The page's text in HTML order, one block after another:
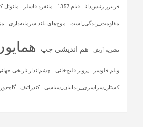
فریبرز رئیس‌دانا قیام 1357 مانفرد فاسلر مانوئل
مقاومت_زندگی_است موج‌های بلند سرمایه‌داری
نشریه آرش هم اندیشی چپ
ویلم فلوسر پرویز قلیچ‌خانی چشم‌انداز
کشتار_سراسری_زندانیان_سیاسی کندراتیف گاه-